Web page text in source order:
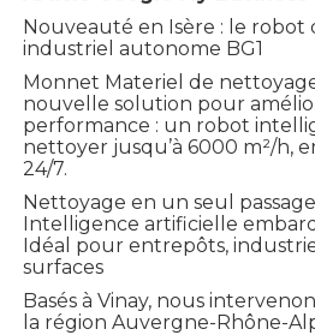
Nouveauté en Isère : le robot
industriel autonome BG1
Monnet Materiel de
nouvelle solution pour
performance : un robot
nettoyer jusqu’à 6000 m²/h,
24/7.
Nettoyage en un seul
Intelligence artificielle
Idéal pour entrepôts,
surfaces
Basés à Vinay, nous
la région Auvergne-Rhône-